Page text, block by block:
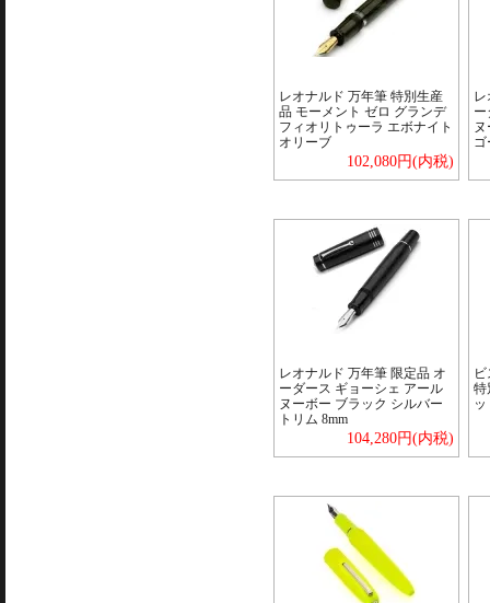
レオナルド 万年筆 特別生産
品 モーメント ゼロ グランデ
フィオリトゥーラ エボナイト
オリーブ
102,080円(内税)
レ
ー
ゴ
レオナルド 万年筆 限定品 オ
ーダース ギョーシェ アール
ヌーボー ブラック シルバー
トリム 8mm
104,280円(内税)
特